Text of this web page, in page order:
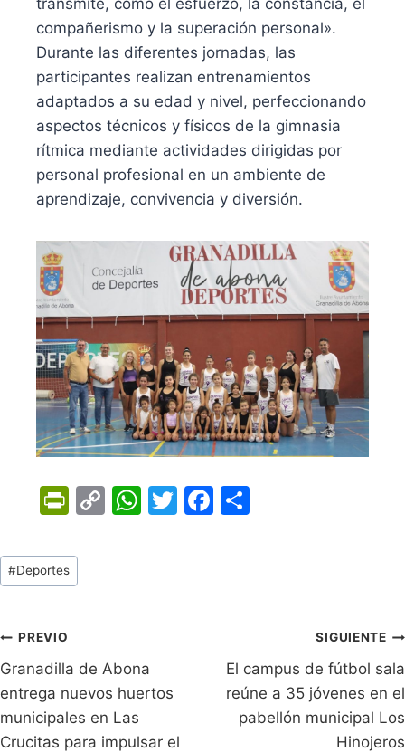
compañerismo y la superación personal».
Durante las diferentes jornadas, las
participantes realizan entrenamientos
adaptados a su edad y nivel, perfeccionando
aspectos técnicos y físicos de la gimnasia
rítmica mediante actividades dirigidas por
personal profesional en un ambiente de
aprendizaje, convivencia y diversión.
Pr
tF
ri
dl
y
C
k
W
p
T
F
o
k
Tags
de
#Deportes
Navegación
de
entradas
PREVIO
Granadilla de Abona
entrega nuevos huertos
municipales en Las
Crucitas para impulsar el
SIGUIENTE
El campus de fútbol sala
reúne a 35 jóvenes en el
pabellón municipal Los
Hinojeros